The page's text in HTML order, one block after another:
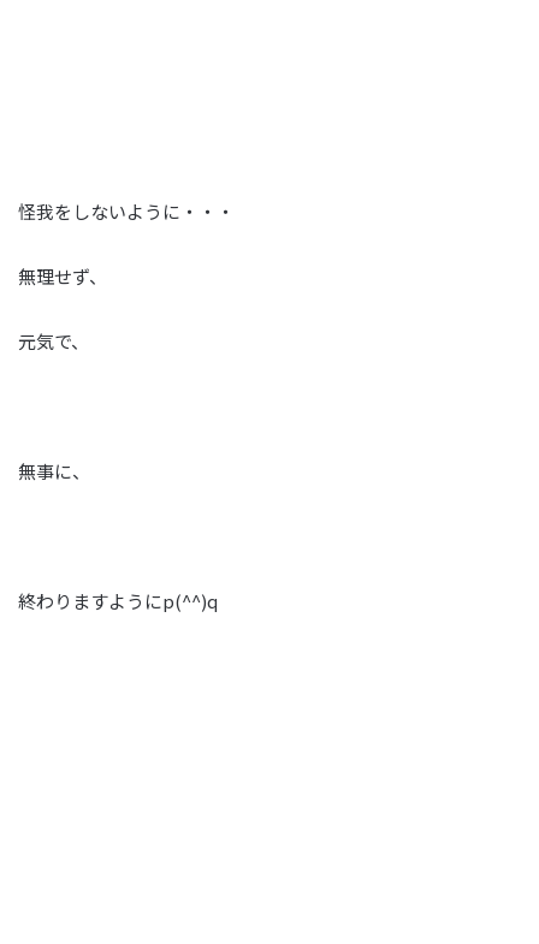
怪我をしないように・・・
無理せず、
元気で、
無事に、
終わりますようにp(^^)q